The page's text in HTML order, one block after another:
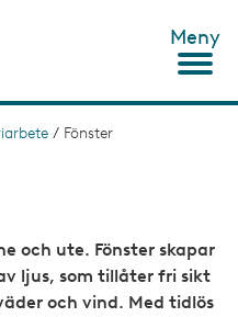
Meny
/ Fönster
och ute. Fönster skapar
ljus, som tillåter fri sikt
och vind. Med tidlös